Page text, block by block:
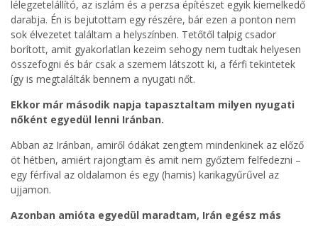
lélegzetelállító, az iszlám és a perzsa építészet egyik kiemelkedő
darabja. Én is bejutottam egy részére, bár ezen a ponton nem
sok élvezetet találtam a helyszínben. Tetőtől talpig csador
borított, amit gyakorlatlan kezeim sehogy nem tudtak helyesen
összefogni és bár csak a szemem látszott ki, a férfi tekintetek
így is megtalálták bennem a nyugati nőt.
Ekkor már második napja tapasztaltam milyen nyugati
nőként egyedül lenni Iránban.
Abban az Iránban, amiről ódákat zengtem mindenkinek az előző
öt hétben, amiért rajongtam és amit nem győztem felfedezni –
egy férfival az oldalamon és egy (hamis) karikagyűrűvel az
ujjamon.
Azonban amióta egyedül maradtam, Irán egész más